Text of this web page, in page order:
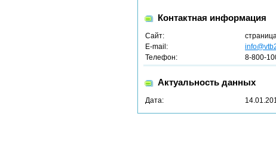
Контактная информация
Сайт:
E-mail:
Телефон:
8-800-
Актуальность данных
Дата: